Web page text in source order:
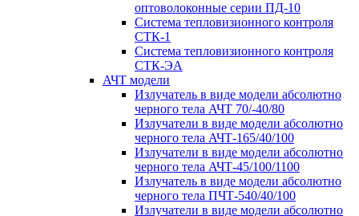
оптоволоконные серии ПД-10
Система тепловизионного контроля
СТК-1
Система тепловизионного контроля
СТК-ЭА
АЧТ модели
Излучатель в виде модели абсолютно
черного тела АЧТ 70/-40/80
Излучатели в виде модели абсолютно
черного тела АЧТ-165/40/100
Излучатели в виде модели абсолютно
черного тела АЧТ-45/100/1100
Излучатель в виде модели абсолютно
черного тела ПЧТ-540/40/100
Излучатели в виде модели абсолютно